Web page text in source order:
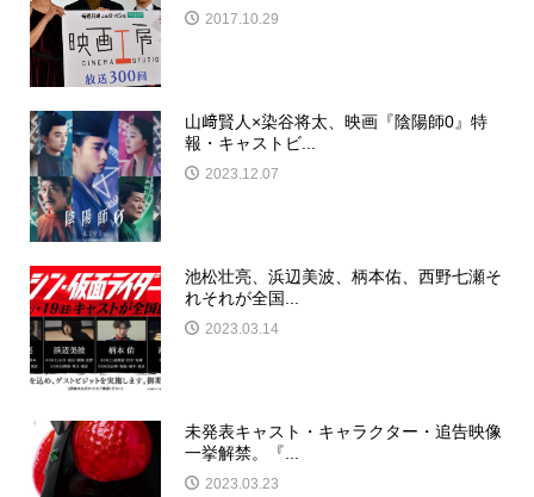
2017.10.29
山﨑賢人×染谷将太、映画『陰陽師0』特
報・キャストビ...
2023.12.07
池松壮亮、浜辺美波、柄本佑、西野七瀬そ
れそれが全国...
2023.03.14
未発表キャスト・キャラクター・追告映像
一挙解禁。『...
2023.03.23